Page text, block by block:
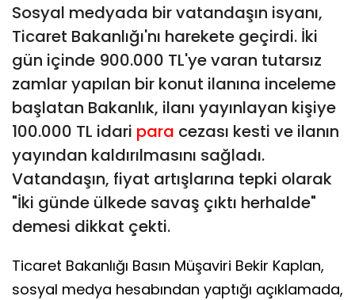
Sosyal medyada bir vatandaşın isyanı,
Ticaret Bakanlığı'nı harekete geçirdi. İki
gün içinde 900.000 TL'ye varan tutarsız
zamlar yapılan bir konut ilanına inceleme
başlatan Bakanlık, ilanı yayınlayan kişiye
100.000 TL idari para cezası kesti ve ilanın
yayından kaldırılmasını sağladı.
Vatandaşın, fiyat artışlarına tepki olarak
"İki günde ülkede savaş çıktı herhalde"
demesi dikkat çekti.
Ticaret Bakanlığı Basın Müşaviri Bekir Kaplan,
sosyal medya hesabından yaptığı açıklamada,